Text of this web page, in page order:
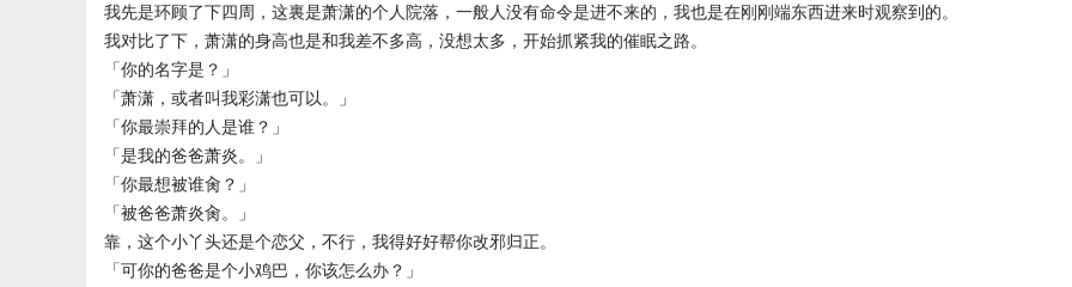
我先是环顾了下四周，这裏是萧潇的个人院落，一般人没有命令是进不来的，我也是在刚刚端东西进来时观察到的。
我对比了下，萧潇的身高也是和我差不多高，没想太多，开始抓紧我的催眠之路。
「你的名字是？」
「萧潇，或者叫我彩潇也可以。」
「你最崇拜的人是谁？」
「是我的爸爸萧炎。」
「你最想被谁肏？」
「被爸爸萧炎肏。」
靠，这个小丫头还是个恋父，不行，我得好好帮你改邪归正。
「可你的爸爸是个小鸡巴，你该怎么办？」